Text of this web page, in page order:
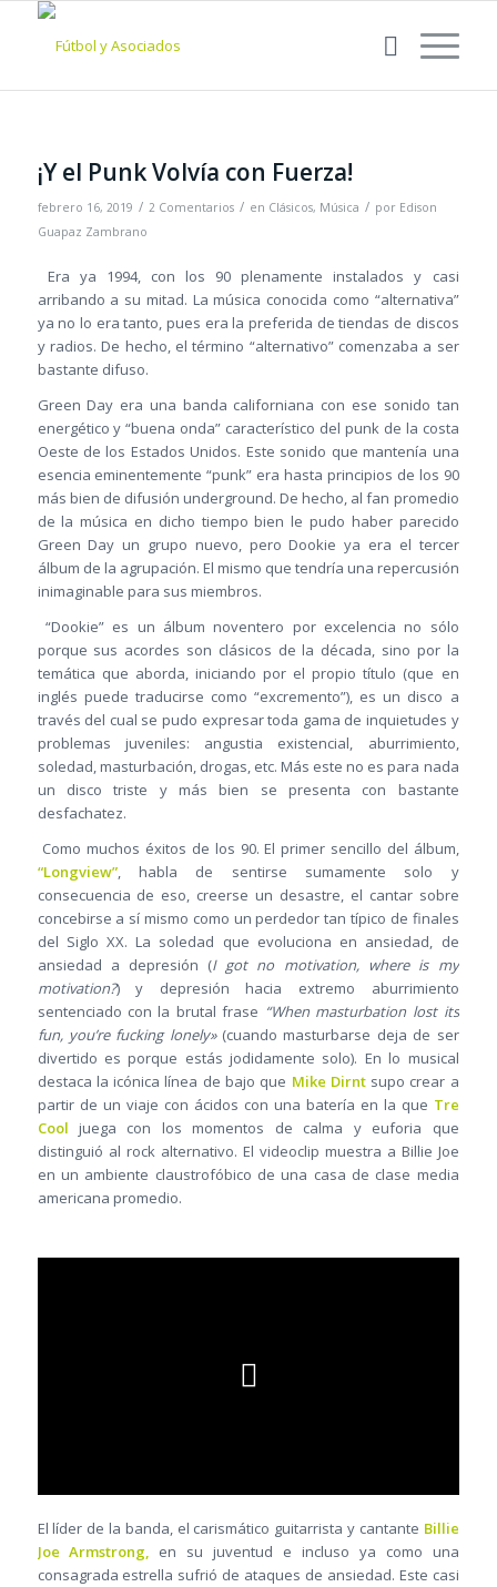
¡Y el Punk Volvía con Fuerza!
febrero 16, 2019 / 2 Comentarios / en Clásicos, Música / por Edison
Guapaz Zambrano
Era ya 1994, con los 90 plenamente instalados y casi
arribando a su mitad. La música conocida como “alternativa”
ya no lo era tanto, pues era la preferida de tiendas de discos
y radios. De hecho, el término “alternativo” comenzaba a ser
bastante difuso.
Green Day era una banda californiana con ese sonido tan
energético y “buena onda” característico del punk de la costa
Oeste de los Estados Unidos. Este sonido que mantenía una
esencia eminentemente “punk” era hasta principios de los 90
más bien de difusión underground. De hecho, al fan promedio
de la música en dicho tiempo bien le pudo haber parecido
Green Day un grupo nuevo, pero Dookie ya era el tercer
álbum de la agrupación. El mismo que tendría una repercusión
inimaginable para sus miembros.
“Dookie” es un álbum noventero por excelencia no sólo
porque sus acordes son clásicos de la década, sino por la
temática que aborda, iniciando por el propio título (que en
inglés puede traducirse como “excremento”), es un disco a
través del cual se pudo expresar toda gama de inquietudes y
problemas juveniles: angustia existencial, aburrimiento,
soledad, masturbación, drogas, etc. Más este no es para nada
un disco triste y más bien se presenta con bastante
desfachatez.
Como muchos éxitos de los 90. El primer sencillo del álbum,
“Longview”, habla de sentirse sumamente solo y
consecuencia de eso, creerse un desastre, el cantar sobre
concebirse a sí mismo como un perdedor tan típico de finales
del Siglo XX. La soledad que evoluciona en ansiedad, de
ansiedad a depresión (I got no motivation, where is my
motivation?) y depresión hacia extremo aburrimiento
sentenciado con la brutal frase “When masturbation lost its
fun, you’re fucking lonely»(cuando masturbarse deja de ser
divertido es porque estás jodidamente solo). En lo musical
destaca la icónica línea de bajo que Mike Dirntsupo crear a
partir de un viaje con ácidos con una batería en la que Tre
Cool juega con los momentos de calma y euforia que
distinguió al rock alternativo. El videoclip muestra a Billie Joe
en un ambiente claustrofóbico de una casa de clase media
americana promedio.
El líder de la banda, el carismático guitarrista y cantante Billie
Joe Armstrong, en su juventud e incluso ya como una
consagrada estrella sufrió de ataques de ansiedad. Este casi